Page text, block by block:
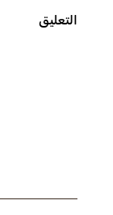
التعليق